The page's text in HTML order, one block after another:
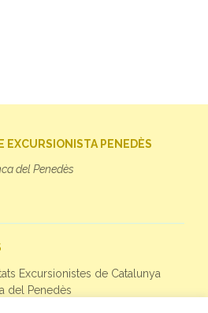
PENEDÈS
del Penedès
Excursionistes de Catalunya
del Penedès